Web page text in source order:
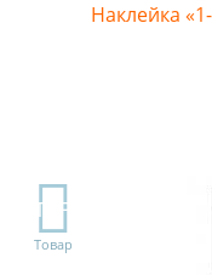
Наклейка
TOP
Товар